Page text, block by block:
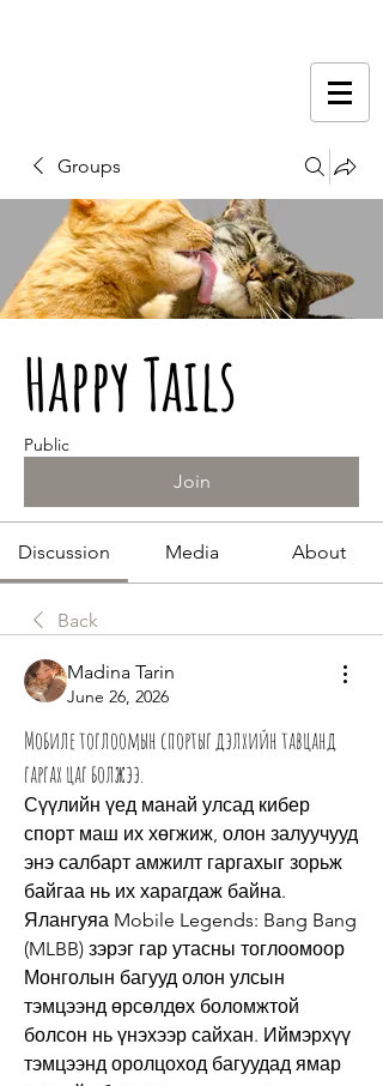
Groups
Happy Tails
Public
Join
Discussion Media About
Back
Madina Tarin
June 26, 2026
Мобиле тоглоомын спортыг дэлхийн тавцанд
гаргах цаг болжээ.
Сүүлийн үед манай улсад кибер
спорт маш их хөгжиж, олон залуучууд
энэ салбарт амжилт гаргахыг зорьж
байгаа нь их харагдаж байна.
Ялангуяа Mobile Legends: Bang Bang
(MLBB) зэрэг гар утасны тоглоомоор
Монголын багууд олон улсын
тэмцээнд өрсөлдөх боломжтой
болсон нь үнэхээр сайхан. Иймэрхүү
тэмцээнд оролцоход багуудад ямар